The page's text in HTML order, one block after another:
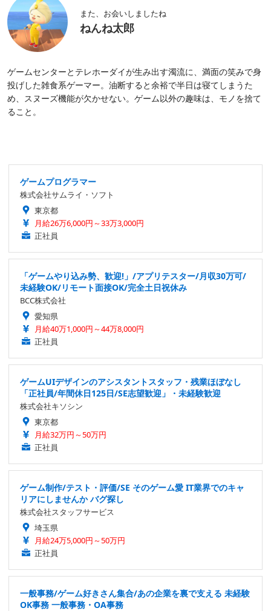
また、お会いしましたね
ねんね太郎
ゲームセンターとテレホーダイが生み出す濁流に、満面の笑みで身
投げした雑食系ゲーマー。油断すると余裕で半日は寝てしまうた
め、スヌーズ機能が欠かせない。ゲーム以外の趣味は、モノを捨て
ること。
ゲームプログラマー
株式会社サムライ・ソフト
東京都
月給26万6,000円～33万3,000円
正社員
「ゲームやり込み勢、歓迎!」/アプリテスター/月収30万可/
未経験OK/リモート面接OK/完全土日祝休み
BCC株式会社
愛知県
月給40万1,000円～44万8,000円
正社員
ゲームUIデザインのアシスタントスタッフ・残業ほぼなし
「正社員/年間休日125日/SE志望歓迎」・未経験歓迎
株式会社キソシン
東京都
月給32万円～50万円
正社員
ゲーム制作/テスト・評価/SE そのゲーム愛 IT業界でのキャ
リアにしませんか バグ探し
株式会社スタッフサービス
埼玉県
月給24万5,000円～50万円
正社員
一般事務/ゲーム好きさん集合/あの企業を裏で支える 未経験
OK事務 一般事務・OA事務